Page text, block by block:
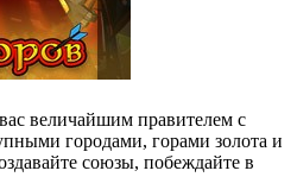
величайшим правителем с
городами, горами золота и
союзы, побеждайте в